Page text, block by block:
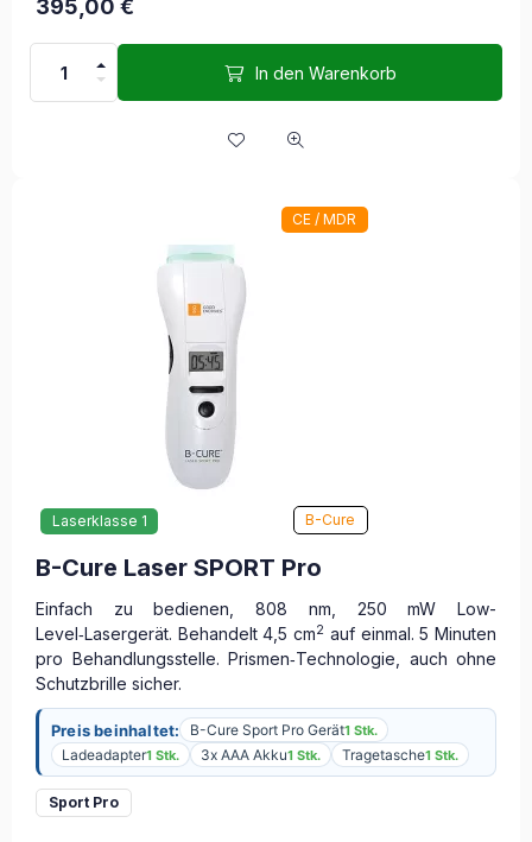
395,00 €
In den Warenkorb
CE / MDR
Laserklasse 1 B-Cure
B-Cure Laser SPORT Pro
Einfach zu bedienen, 808 nm, 250 mW Low-
Level‑Lasergerät. Behandelt 4,5 cm2 auf einmal. 5 Minuten
pro Behandlungsstelle. Prismen‑Technologie, auch ohne
Schutzbrille sicher.
Preis beinhaltet: B-Cure Sport Pro Gerät1 Stk.
Ladeadapter1 Stk. 3x AAA Akku1 Stk. Tragetasche1 Stk.
Sport Pro